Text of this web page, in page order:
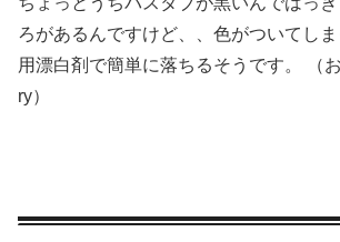
ろがあるんですけど、、色がついてし
用漂白剤で簡単に落ちるそうです。 （
ry）